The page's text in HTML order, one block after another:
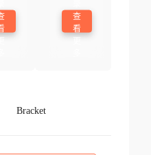
查
看
Bracket